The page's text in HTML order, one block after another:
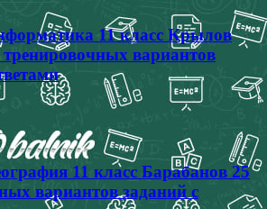
11 класс Крылов
вариантов
11 класс Барабанов 25
вариантов заданий с